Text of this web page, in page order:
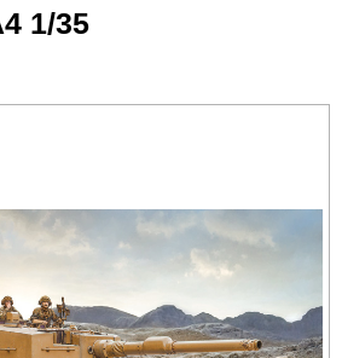
1/35